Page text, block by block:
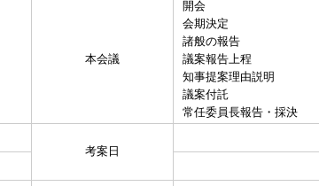
本会議
開会
会期決定
諸般の報告
議案報告上程
知事提案理由説明
議案付託
常任委員長報告・採決
考案日